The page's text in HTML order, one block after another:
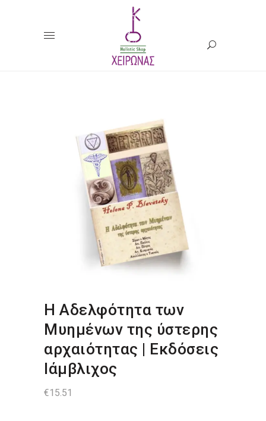
Η Αδελφότητα των
Μυημένων της ύστερης
αρχαιότητας | Εκδόσεις
Ιάμβλιχος
€15.51